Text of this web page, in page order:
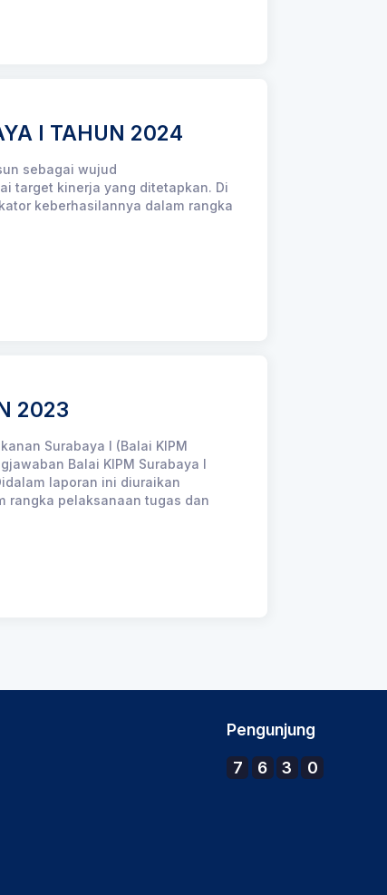
I TAHUN 2024
sebagai wujud
target kinerja yang ditetapkan. Di
keberhasilannya dalam rangka
2023
Surabaya I (Balai KIPM
Balai KIPM Surabaya I
laporan ini diuraikan
rangka pelaksanaan tugas dan
Pengunjung
7 6 3 0